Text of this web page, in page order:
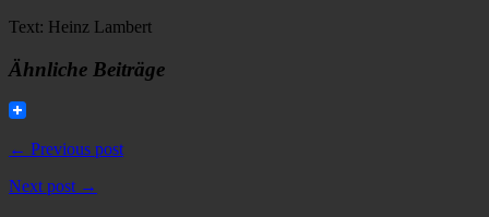
Text: Heinz Lambert
Ähnliche Beiträge
← Previous post
Next post →